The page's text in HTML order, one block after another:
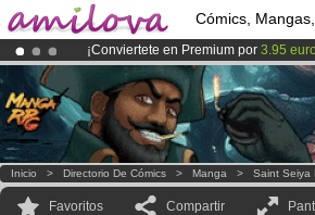
Cómics,
¡Conviertete en Premium por 3.95
¡El Kickstarter Amilova está
¡Ya tenemos 100000miembrosy 1000
Inicio > Directorio De Cómics > Manga > Saint Seiya
Favoritos Compartir